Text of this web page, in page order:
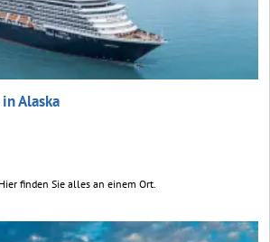
Alaska
finden Sie alles an einem Ort.